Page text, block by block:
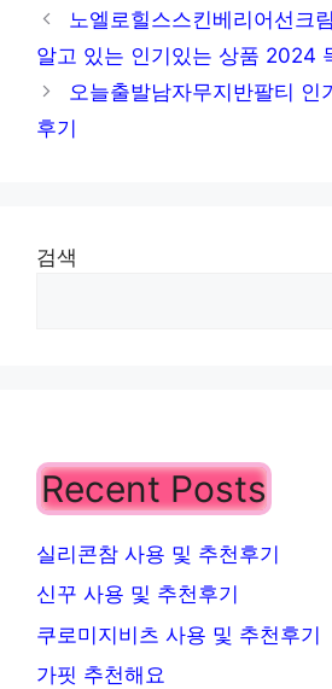
테
고
노엘로힐스스킨베리어선크
알고 있는 인기있는 상품 2024
오늘출발남자무지반팔티 인
후기
검색
Recent Posts
실리콘참 사용 및 추천후기
신꾸 사용 및 추천후기
쿠로미지비츠 사용 및 추천후기
가핏 추천해요